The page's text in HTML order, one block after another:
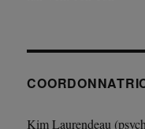
Kim Laurendeau